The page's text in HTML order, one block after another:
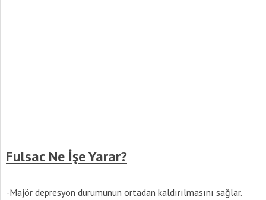
Fulsac Ne İşe Yarar?
-Majör depresyon durumunun ortadan kaldırılmasını sağlar.